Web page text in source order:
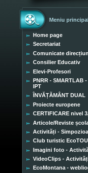
Meniu
Home page
Secretariat
Comunicate
Consilier Educativ
Elevi-Profesori
PNRR - SMARTLAB -
IPT
ÎNVĂȚĂMÂNT DUAL
Proiecte europene
CERTIFICARE nivel
Articole/Reviste
Activități -
Club turistic
Imagini foto -
VideoClips -
EcoMontana -